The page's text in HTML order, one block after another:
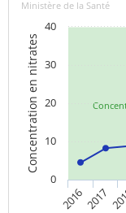
Concentration en nitrates
Ministère de la Santé
20162017
0
10
20
30
40